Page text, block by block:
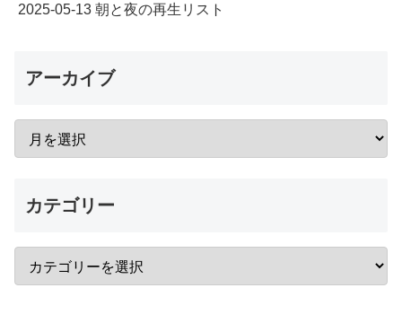
2025-05-13 朝と夜の再生リスト
アーカイブ
カテゴリー